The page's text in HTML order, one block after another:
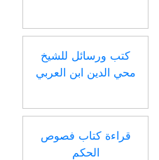
كتب ورسائل للشيخ
محي الدين ابن العربي
قراءة كتاب فصوص
الحكم